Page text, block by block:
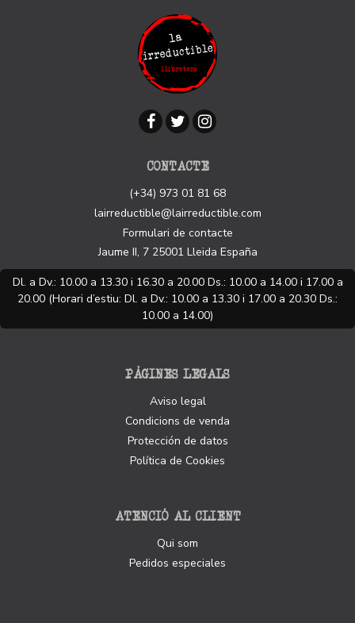
CONTACTE
(+34) 973 01 81 68
lairreductible@lairreductible.com
Formulari de contacte
Jaume II, 7 25001 Lleida España
Dl. a Dv.: 10.00 a 13.30 i 16.30 a 20.00 Ds.: 10.00 a 14.00 i 17.00 a
20.00 (Horari d’estiu: Dl. a Dv.: 10.00 a 13.30 i 17.00 a 20.30 Ds.:
10.00 a 14.00)
PÀGINES LEGALS
Aviso legal
Condicions de venda
Protección de datos
Política de Cookies
ATENCIÓ AL CLIENT
Qui som
Pedidos especiales